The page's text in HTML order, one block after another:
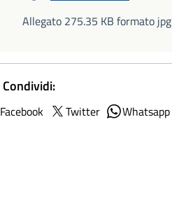
Allegato 275.35 KB formato jpg
Condividi:
Facebook Twitter Whatsapp